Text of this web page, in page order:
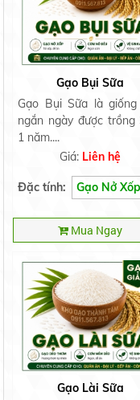
Gạo Bụi Sữa
Gạo Bụi Sữa là
ngắn ngày được trồng
1 năm....
Giá: Liên hệ
Đặc tính: Gạo Nở Xốp
Mua Ngay
Gạo Lài Sữa